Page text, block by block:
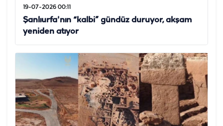
19-07-2026 00:11
Şanlıurfa'nın “kalbi” gündüz duruyor, akşam
yeniden atıyor